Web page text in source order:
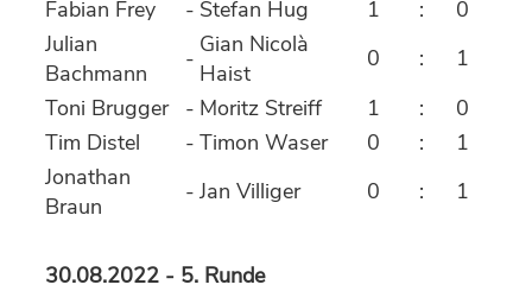
Fabian Frey
- Stefan Hug 1 :
0
Julian
Bachmann
- Gian Nicolà
Haist
0 :
1
Toni Brugger
- Moritz Streiff 1 :
0
Tim Distel
- Timon Waser 0 :
1
Jonathan
Braun
- Jan Villiger 0 : 1
30.08.2022 - 5. Runde